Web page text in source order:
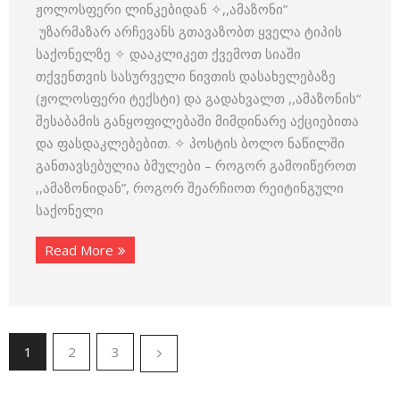
ჟოლოსფერი ლინკებიდან ✧,,ამაზონი”
უზარმაზარ არჩევანს გთავაზობთ ყველა ტიპის
საქონელზე ✧ დააკლიკეთ ქვემოთ სიაში
თქვენთვის სასურველი ნივთის დასახელებაზე
(ჟოლოსფერი ტექსტი) და გადახვალთ ,,ამაზონის“
შესაბამის განყოფილებაში მიმდინარე აქციებითა
და ფასდაკლებებით. ✧ პოსტის ბოლო ნაწილში
განთავსებულია ბმულები – როგორ გამოიწეროთ
,,ამაზონიდან”, როგორ შეარჩიოთ რეიტინგული
საქონელი
Read More
1 2 3